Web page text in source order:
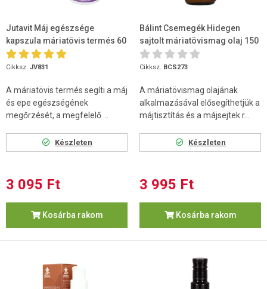
Jutavit Máj egészsége
kapszula máriatövis termés 60
db
Cikksz. JV831
A máriatövis termés segíti a máj
és epe egészségének
megőrzését, a megfelelő ...
Készleten
3 095 Ft
Kosárba rakom
Bálint Csemegék Hidegen
sajtolt máriatövismag olaj 150
ml
Cikksz. BCS273
A máriatövismag olajának
alkalmazásával elősegíthetjük a
májtisztítás és a májsejtek r...
Készleten
3 995 Ft
Kosárba rakom